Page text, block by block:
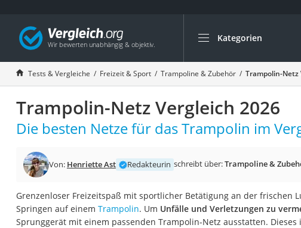
Kategorien
Die beliebtesten
Freizeit & Sport
Gartentrampolin
Trampolin
Metalldetektor
Eufab-Fahrradträger
Trampolin 366 cm
Aluminium-Koffer
Futterboot
Tests & Vergleiche Freizeit & Sport Trampoline & Zubehör Trampolin-Netz
Trampolin-Netz Vergleich 2026
Die besten Netze für das Trampolin im
Von: Henriette Ast Redakteurin schreibt über:Trampoline &
Grenzenloser Freizeitspaß mit sportlicher Betätigung an der frischen
Springen auf einem Trampolin. Um Unfälle und Verletzungen zu
Sprunggerät mit einem passenden Trampolin-Netz ausstatten.